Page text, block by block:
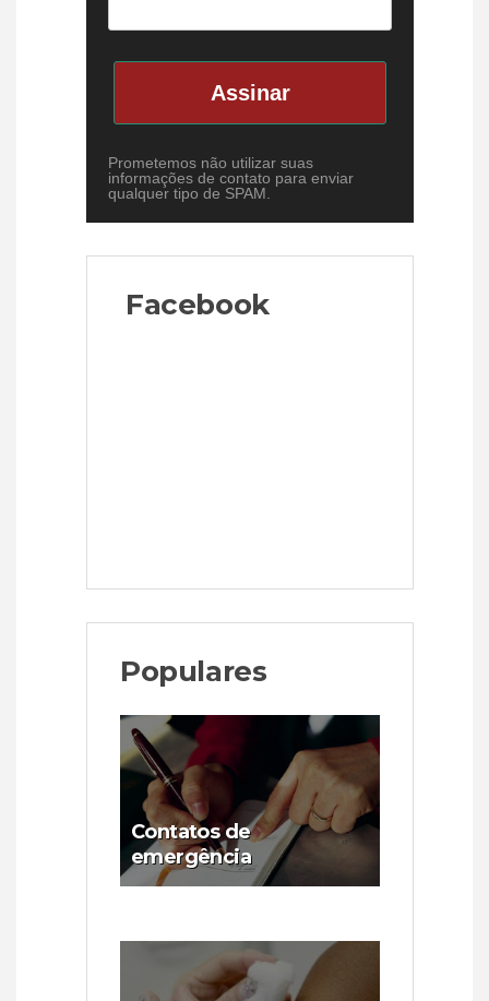
Assinar
Prometemos não utilizar suas
informações de contato para enviar
qualquer tipo de SPAM.
Facebook
Populares
Contatos de
emergência